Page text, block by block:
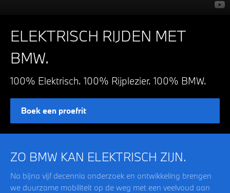
ELEKTRISCH RIJDEN MET
BMW.
100% Elektrisch. 100% Rijplezier. 100% BMW.
Boek een proefrit
ZO BMW KAN ELEKTRISCH ZIJN.
Na bijna vijf decennia onderzoek en ontwikkeling brengen
we duurzame mobiliteit op de weg met een veelvoud aan